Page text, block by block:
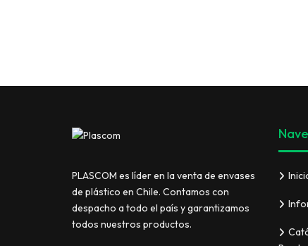
PLASCOM es líder en la venta de envases
de plástico en Chile. Contamos con
despacho a todo el país y garantizamos
todos nuestros productos.